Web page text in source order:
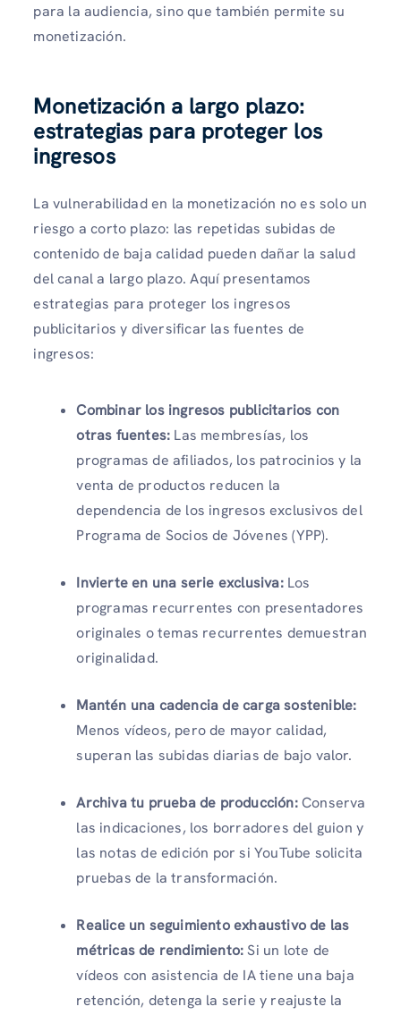
para la audiencia, sino que también permite su
monetización.
Monetización a largo plazo:
estrategias para proteger los
ingresos
La vulnerabilidad en la monetización no es solo un
riesgo a corto plazo: las repetidas subidas de
contenido de baja calidad pueden dañar la salud
del canal a largo plazo. Aquí presentamos
estrategias para proteger los ingresos
publicitarios y diversificar las fuentes de
ingresos:
Combinar los ingresos publicitarios con
otras fuentes: Las membresías, los
programas de afiliados, los patrocinios y la
venta de productos reducen la
dependencia de los ingresos exclusivos del
Programa de Socios de Jóvenes (YPP).
Invierte en una serie exclusiva:Los
programas recurrentes con presentadores
originales o temas recurrentes demuestran
originalidad.
Mantén una cadencia de carga sostenible:
Menos vídeos, pero de mayor calidad,
superan las subidas diarias de bajo valor.
Archiva tu prueba de producción:Conserva
las indicaciones, los borradores del guion y
las notas de edición por si YouTube solicita
pruebas de la transformación.
Realice un seguimiento exhaustivo de las
métricas de rendimiento:Si un lote de
vídeos con asistencia de IA tiene una baja
retención, detenga la serie y reajuste la